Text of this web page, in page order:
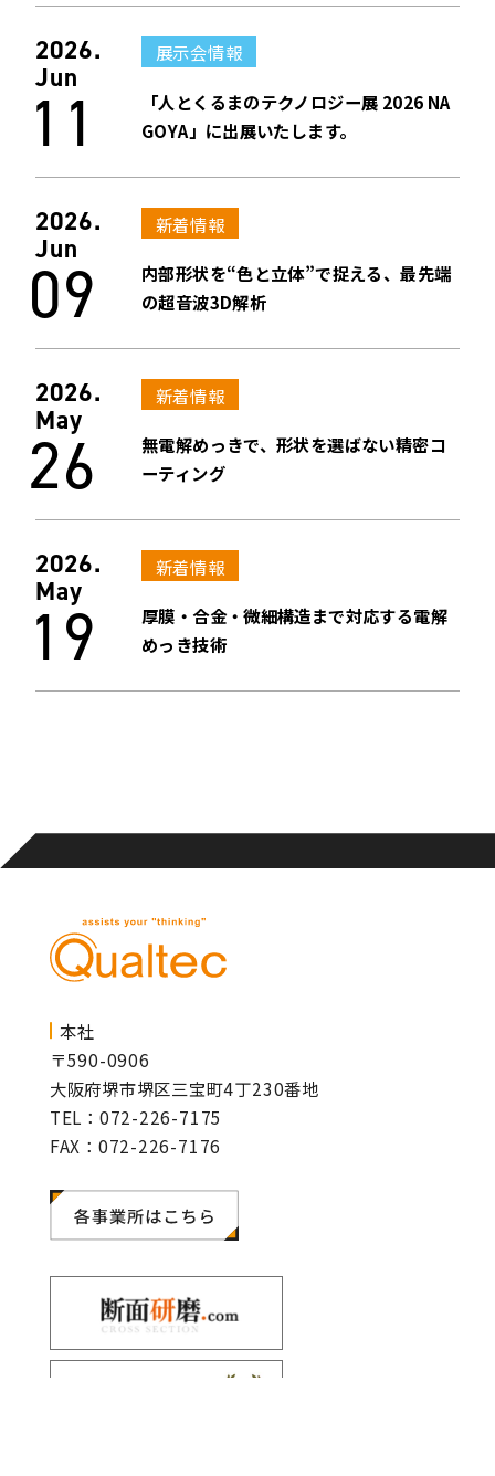
2026.
Jun
11
展示会情報
「人とくるまのテクノロジー展 2026 NA
GOYA」に出展いたします。
2026.
Jun
09
新着情報
内部形状を“色と立体”で捉える、最先端
の超音波3D解析
2026.
May
26
新着情報
無電解めっきで、形状を選ばない精密コ
ーティング
2026.
May
19
新着情報
厚膜・合金・微細構造まで対応する電解
めっき技術
本社
〒590-0906
大阪府堺市堺区三宝町4丁230番地
TEL：072-226-7175
FAX：072-226-7176